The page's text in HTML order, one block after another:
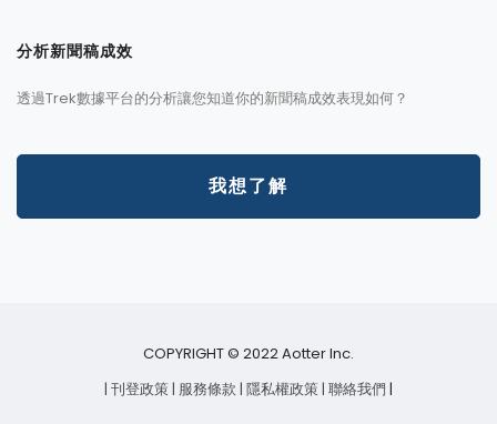
分析新聞稿成效
透過Trek數據平台的分析讓您知道你的新聞稿成效表現如何？
我想了解
COPYRIGHT © 2022 Aotter Inc.
| 刊登政策| 服務條款| 隱私權政策| 聯絡我們 |